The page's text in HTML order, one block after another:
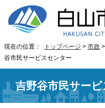
現在の位置： トップページ > 市政 >
谷市民サービスセンター
吉野谷市民サー